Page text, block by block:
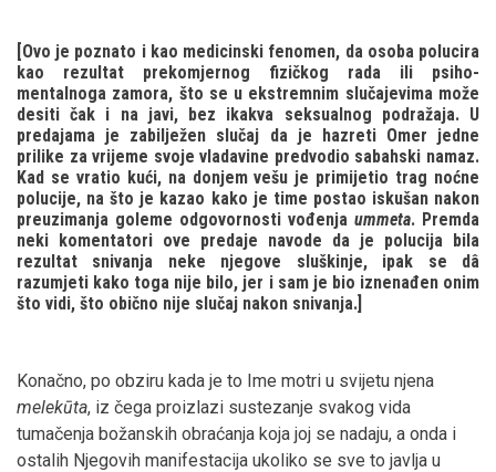
[Ovo je poznato i kao medicinski fenomen, da osoba polucira
kao rezultat prekomjernog fizičkog rada ili psiho-
mentalnoga zamora, što se u ekstremnim slučajevima može
desiti čak i na javi, bez ikakva seksualnog podražaja. U
predajama je zabilježen slučaj da je hazreti Omer jedne
prilike za vrijeme svoje vladavine predvodio sabahski namaz.
Kad se vratio kući, na donjem vešu je primijetio trag noćne
polucije, na što je kazao kako je time postao iskušan nakon
preuzimanja goleme odgovornosti vođenja ummeta. Premda
neki komentatori ove predaje navode da je polucija bila
rezultat snivanja neke njegove sluškinje, ipak se dâ
razumjeti kako toga nije bilo, jer i sam je bio iznenađen onim
što vidi, što obično nije slučaj nakon snivanja.]
Konačno, po obziru kada je to Ime motri u svijetu njena
melekūta, iz čega proizlazi sustezanje svakog vida
tumačenja božanskih obraćanja koja joj se nadaju, a onda i
ostalih Njegovih manifestacija ukoliko se sve to javlja u